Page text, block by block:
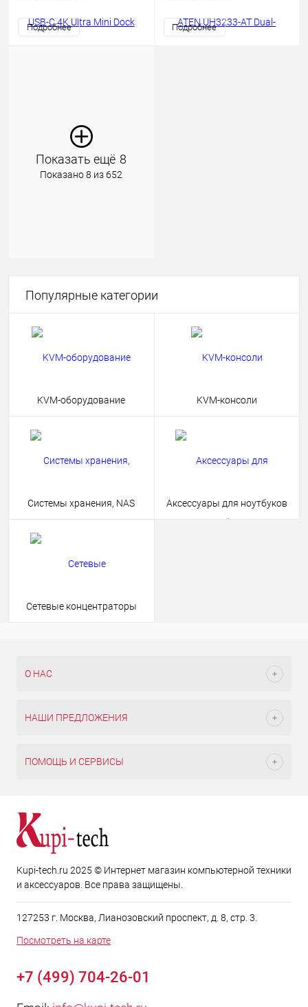
Подробнее Подробнее
Показать ещё 8
Показано 8 из 652
Популярные категории
KVM-оборудование KVM-консоли
Системы хранения, NAS Аксессуары для ноутбуков
Сетевые концентраторы
О НАС
НАШИ ПРЕДЛОЖЕНИЯ
ПОМОЩЬ И СЕРВИСЫ
Kupi-tech.ru 2025 © Интернет магазин компьютерной техники
и аксессуаров. Все права защищены.
127253 г. Москва, Лианозовский проспект, д. 8, стр. 3.
Посмотреть на карте
+7 (499) 704-26-01